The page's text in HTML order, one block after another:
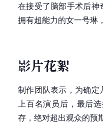
在接受了脑部手术后神
拥有超能力的女一号琳
影片花絮
制作团队表示，为确定
上百名演员后，最后
存，绝对超出观众的预